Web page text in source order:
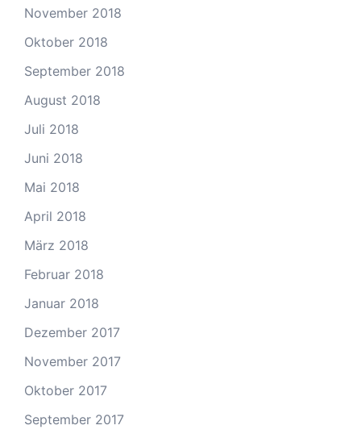
November 2018
Oktober 2018
September 2018
August 2018
Juli 2018
Juni 2018
Mai 2018
April 2018
März 2018
Februar 2018
Januar 2018
Dezember 2017
November 2017
Oktober 2017
September 2017